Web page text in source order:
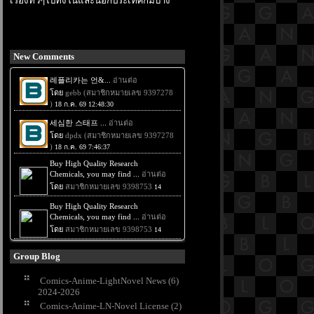
New Comments
Group Blog
Comics-Anime-LightNovel News (6)
2024-2026
Comics-Anime-LN-Novel License (2)